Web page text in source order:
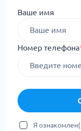
Ваше имя
Номер телефона
Я